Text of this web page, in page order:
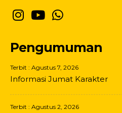
Pengumuman
Terbit : Agustus 7, 2026
Informasi Jumat Karakter
Terbit : Agustus 2, 2026